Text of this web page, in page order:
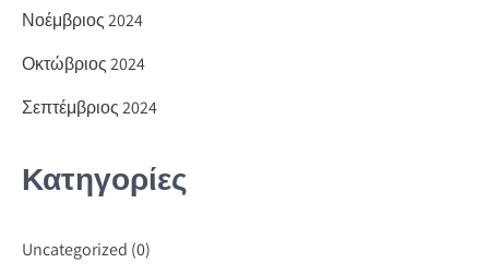
Νοέμβριος 2024
Οκτώβριος 2024
Σεπτέμβριος 2024
Κατηγορίες
Uncategorized (0)